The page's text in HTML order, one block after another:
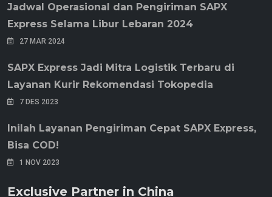
Jadwal Operasional dan Pengiriman SAPX
Express Selama Libur Lebaran 2024
27 MAR 2024
SAPX Express Jadi Mitra Logistik Terbaru di
Layanan Kurir Rekomendasi Tokopedia
7 DES 2023
Inilah Layanan Pengiriman Cepat SAPX Express,
Bisa COD!
1 NOV 2023
Exclusive Partner in China